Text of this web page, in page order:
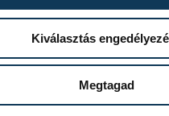
Kiválasztás
Megtagad
István